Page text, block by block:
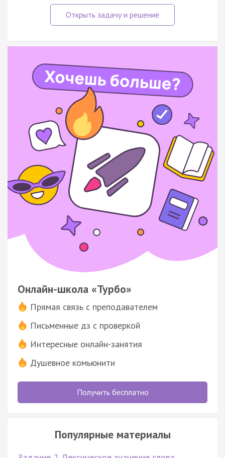
Онлайн-школа «Турбо»
Прямая связь с преподавателем
Письменные дз с проверкой
Интересные онлайн-занятия
Душевное комьюнити
Получить бесплатно
Популярные материалы